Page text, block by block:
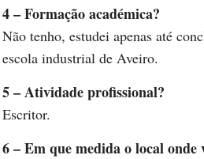
4 – Formação académica?
Não tenho, estudei apenas até
escola industrial de Aveiro.
5 – Atividade profissional?
Escritor.
6 – Em que medida o local